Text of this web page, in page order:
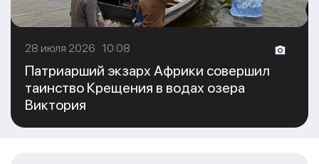
28 июля 2026 10:08
Патриарший экзарх Африки совершил
таинство Крещения в водах озера
Виктория